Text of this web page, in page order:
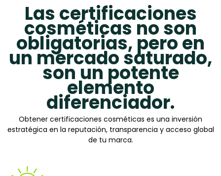
Las certificaciones
cosméticas no son
obligatorias, pero en
un mercado saturado,
son un potente
elemento
diferenciador.
Obtener certificaciones cosméticas es una inversión
estratégica en la reputación, transparencia y acceso global
de tu marca.